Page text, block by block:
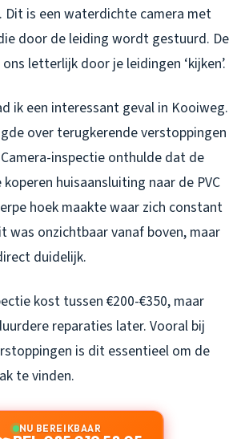
Dit is een waterdichte camera met
door de leiding wordt gestuurd. De
letterlijk door je leidingen ‘kijken’.
ik een interessant geval in Kooiweg.
over terugkerende verstoppingen
inspectie onthulde dat de
huisaansluiting naar de PVC
hoek maakte waar zich constant
was onzichtbaar vanaf boven, maar
duidelijk.
kost tussen €200-€350, maar
reparaties later. Vooral bij
is dit essentieel om de
te vinden.
NU BEREIKBAAR